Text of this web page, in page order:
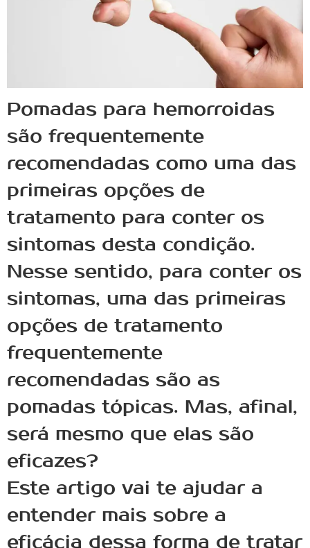
Pomadas para hemorroidas
são frequentemente
recomendadas como uma das
primeiras opções de
tratamento para conter os
sintomas desta condição.
Nesse sentido, para conter os
sintomas, uma das primeiras
opções de tratamento
frequentemente
recomendadas são as
pomadas tópicas. Mas, afinal,
será mesmo que elas são
eficazes?
Este artigo vai te ajudar a
entender mais sobre a
eficácia dessa forma de tratar